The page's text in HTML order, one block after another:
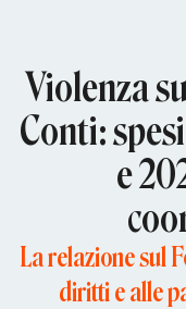
Violenza
Conti:
e
La relazione sul
diritti e alle